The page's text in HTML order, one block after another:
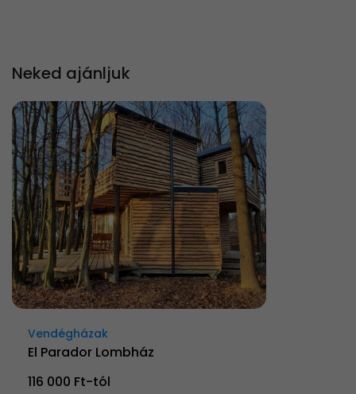
Neked ajánljuk
Vendégházak
El Parador Lombház
116 000 Ft-tól